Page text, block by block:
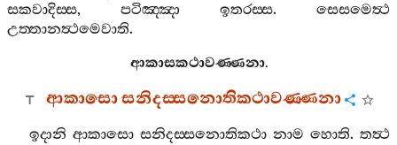
සකවාදිස‍්ස, පටිඤ‍්ඤා ඉතරස‍්ස. සෙසමෙත්‍ථ
උත‍්තානත්‍ථමෙවාති.
ආකාසකථාවණ‍්ණනා.
ආකාසොසනිදස‍්සනොතිකථාවණ‍්ණනා
ඉදානි ආකාසො සනිදස‍්සනොතිකථා නාම හොති.තත්‍ථ